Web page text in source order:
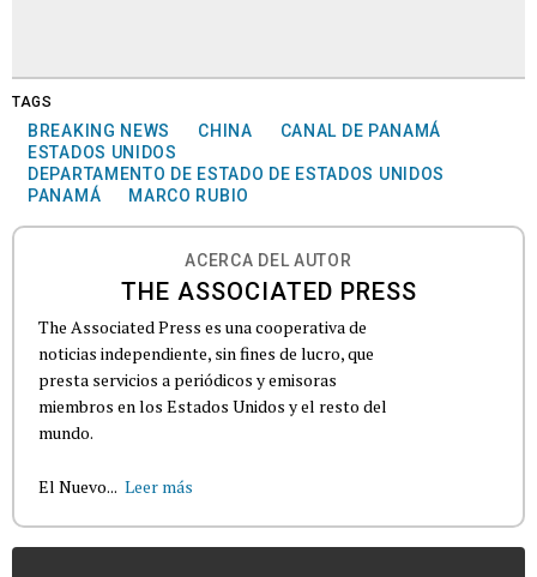
TAGS
BREAKING NEWS CHINA
CANAL DE PANAMÁ
ESTADOS UNIDOS
DEPARTAMENTO DE ESTADO DE ESTADOS UNIDOS
PANAMÁ
MARCO RUBIO
ACERCA DEL AUTOR
THE ASSOCIATED PRESS
The Associated Press es una cooperativa de
noticias independiente, sin fines de lucro, que
presta servicios a periódicos y emisoras
miembros en los Estados Unidos y el resto del
mundo.
El Nuevo... Leer más